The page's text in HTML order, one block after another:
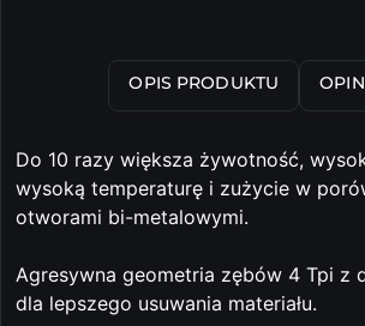
OPIS PRODUKTU
Do 10 razy większa żywotność,
wysoką temperaturę i zużycie w
otworami bi-metalowymi.
Agresywna geometria zębów 4 Tpi z
dla lepszego usuwania materiału.